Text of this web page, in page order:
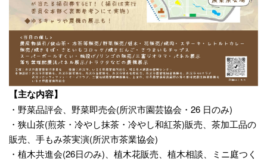
【主な内容】
・野菜品評会、野菜即売会(所沢市園芸協会・26 日のみ)
・狭山茶(煎茶・冷やし抹茶・冷やし和紅茶)販売、茶加工品の
販売、手もみ茶実演(所沢市茶業協会)
・植木共進会(26日のみ)、植木花販売、植木相談、ミニ庭つく